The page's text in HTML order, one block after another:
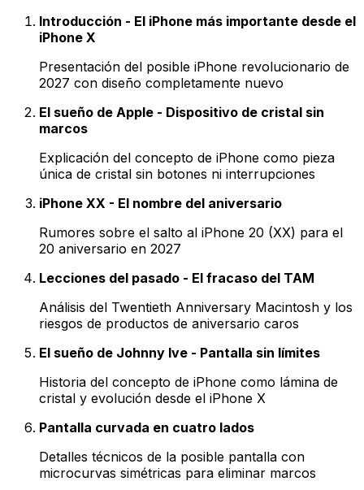
Introducción - El iPhone más importante desde el
iPhone X
Presentación del posible iPhone revolucionario de
2027 con diseño completamente nuevo
El sueño de Apple - Dispositivo de cristal sin
marcos
Explicación del concepto de iPhone como pieza
única de cristal sin botones ni interrupciones
iPhone XX - El nombre del aniversario
Rumores sobre el salto al iPhone 20 (XX) para el
20 aniversario en 2027
Lecciones del pasado - El fracaso del TAM
Análisis del Twentieth Anniversary Macintosh y los
riesgos de productos de aniversario caros
El sueño de Johnny Ive - Pantalla sin límites
Historia del concepto de iPhone como lámina de
cristal y evolución desde el iPhone X
Pantalla curvada en cuatro lados
Detalles técnicos de la posible pantalla con
microcurvas simétricas para eliminar marcos